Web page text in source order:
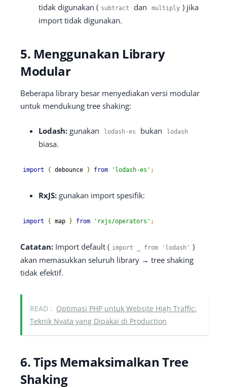
tidak digunakan ( subtract dan multiply ) jika
import tidak digunakan.
5. Menggunakan Library
Modular
Beberapa library besar menyediakan versi modular
untuk mendukung tree shaking:
Lodash: gunakan lodash -es bukan lodash
biasa.
import { debounce } from 'lodash-es' ;
RxJS: gunakan import spesifik:
import { map } from 'rxjs/operators' ;
Catatan: Import default ( import from 'lodash' )
akan memasukkan seluruh library → tree shaking
tidak efektif.
READ : Optimasi PHP untuk Website High Traffic:
Teknik Nyata yang Dipakai di Production
6. Tips Memaksimalkan Tree
Shaking